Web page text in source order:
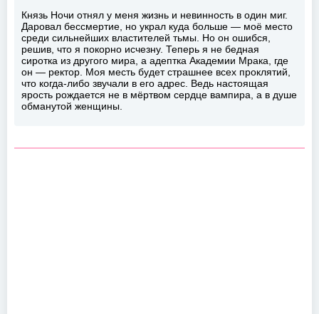
Князь Ночи отнял у меня жизнь и невинность в один миг.
Даровал бессмертие, но украл куда больше — моё место
среди сильнейших властителей тьмы. Но он ошибся,
решив, что я покорно исчезну. Теперь я не бедная
сиротка из другого мира, а адептка Академии Мрака, где
он — ректор. Моя месть будет страшнее всех проклятий,
что когда-либо звучали в его адрес. Ведь настоящая
ярость рождается не в мёртвом сердце вампира, а в душе
обманутой женщины.